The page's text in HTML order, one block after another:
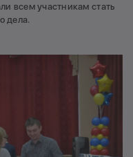
всем участникам стать
дела.